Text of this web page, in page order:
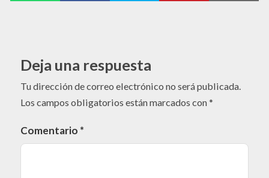
Deja una respuesta
Tu dirección de correo electrónico no será publicada.
Los campos obligatorios están marcados con*
Comentario *